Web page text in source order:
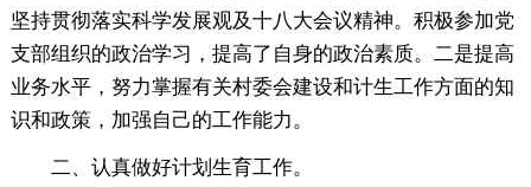
坚持贯彻落实科学发展观及十八大会议精神。积极参加党
支部组织的政治学习，提高了自身的政治素质。二是提高
业务水平，努力掌握有关村委会建设和计生工作方面的知
识和政策，加强自己的工作能力。
二、认真做好计划生育工作。